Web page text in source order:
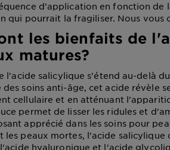
d'application en fonction de
qui pourrait la fragiliser. Nous vous
les bienfaits de
matures?
l'acide salicylique s'étend au-delà
des soins anti-âge, cet acide révèle
cellulaire et en atténuant
permet de lisser les ridules et
apprécié dans les soins pour
les peaux mortes, l'acide
hyaluronique et l'acide